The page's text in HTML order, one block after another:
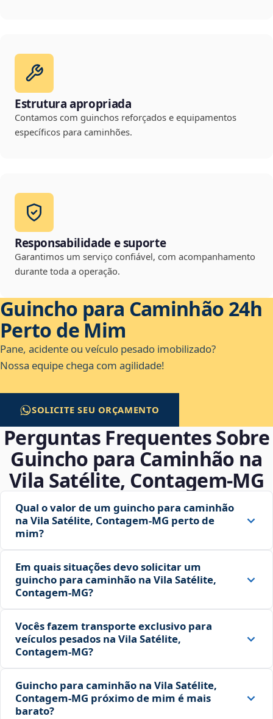
Estrutura apropriada
Contamos com guinchos reforçados e equipamentos
específicos para caminhões.
Responsabilidade e suporte
Garantimos um serviço confiável, com acompanhamento
durante toda a operação.
Guincho para Caminhão 24h
Perto de Mim
Pane, acidente ou veículo pesado imobilizado?
Nossa equipe chega com agilidade!
SOLICITE SEU ORÇAMENTO
Perguntas Frequentes Sobre
Guincho para Caminhão na
Vila Satélite, Contagem‑MG
Qual o valor de um guincho para caminhão
na Vila Satélite, Contagem‑MG perto de
mim?
Em quais situações devo solicitar um
guincho para caminhão na Vila Satélite,
Contagem‑MG?
Vocês fazem transporte exclusivo para
veículos pesados na Vila Satélite,
Contagem‑MG?
Guincho para caminhão na Vila Satélite,
Contagem‑MG próximo de mim é mais
barato?